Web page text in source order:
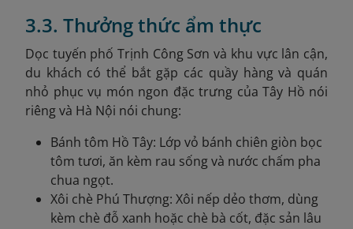
3.3. Thưởng thức ẩm thực
Dọc tuyến phố Trịnh Công Sơn và khu vực lân cận,
du khách có thể bắt gặp các quầy hàng và quán
nhỏ phục vụ món ngon đặc trưng của Tây Hồ nói
riêng và Hà Nội nói chung:
Bánh tôm Hồ Tây: Lớp vỏ bánh chiên giòn bọc
tôm tươi, ăn kèm rau sống và nước chấm pha
chua ngọt.
Xôi chè Phú Thượng: Xôi nếp dẻo thơm, dùng
kèm chè đỗ xanh hoặc chè bà cốt, đặc sản lâu